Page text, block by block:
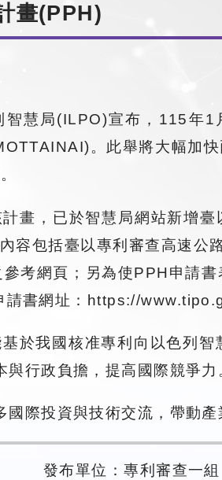
畫(PPH)
智慧局(ILPO)宣布，115年
。此舉將大幅加
畫，已於智慧局網站新增
容包括臺以專利審查高速公
考網頁；另為使PPH申請
請書網址：https://
於我國核准專利向以色列
行政負擔，提高國際競爭力
際投資與技術交流，帶動產
發布單位：專利審查一組